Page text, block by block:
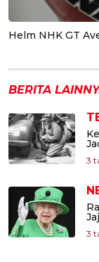
Helm NHK GT
BERITA
3
3